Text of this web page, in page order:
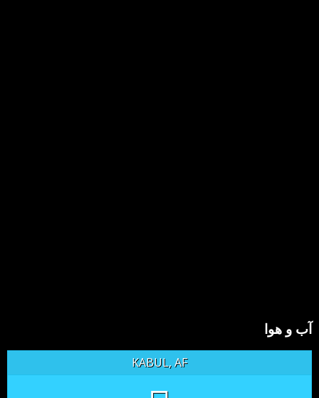
آب و هوا
KABUL, AF